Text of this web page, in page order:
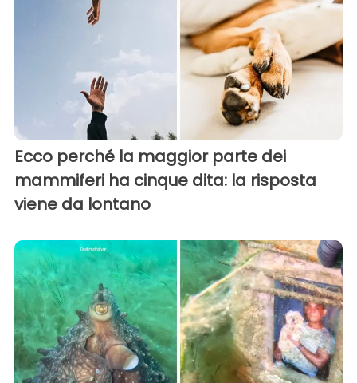
Ecco perché la maggior parte dei
mammiferi ha cinque dita: la risposta
viene da lontano